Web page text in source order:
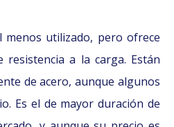
utilizado, pero ofrece
resistencia a la carga. Están
de acero, aunque algunos
Es el de mayor duración de